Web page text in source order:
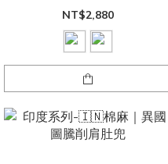
NT$2,880